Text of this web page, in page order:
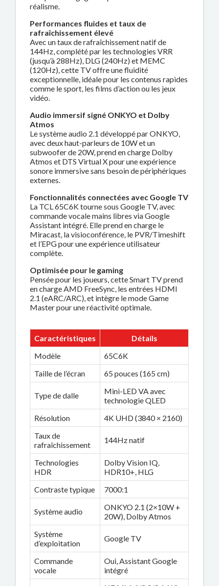
réalisme.
Performances fluides et taux de
rafraîchissement élevé
Avec un taux de rafraîchissement natif de
144Hz, complété par les technologies VRR
(jusqu’à 288Hz), DLG (240Hz) et MEMC
(120Hz), cette TV offre une fluidité
exceptionnelle, idéale pour les contenus rapides
comme le sport, les films d’action ou les jeux
vidéo.
Audio immersif signé ONKYO et Dolby
Atmos
Le système audio 2.1 développé par ONKYO,
avec deux haut-parleurs de 10W et un
subwoofer de 20W, prend en charge Dolby
Atmos et DTS Virtual X pour une expérience
sonore immersive sans besoin de périphériques
externes.
Fonctionnalités connectées avec Google TV
La TCL 65C6K tourne sous Google TV, avec
commande vocale mains libres via Google
Assistant intégré. Elle prend en charge le
Miracast, la visioconférence, le PVR/Timeshift
et l’EPG pour une expérience utilisateur
complète.
Optimisée pour le gaming
Pensée pour les joueurs, cette Smart TV prend
en charge AMD FreeSync, les entrées HDMI
2.1 (eARC/ARC), et intègre le mode Game
Master pour une réactivité optimale.
Caractéristiques
Détails
Modèle
65C6K
Taille de l’écran
65 pouces (165 cm)
Type de dalle
Mini-LED VA avec
technologie QLED
Résolution
4K UHD (3840 × 2160)
Taux de
rafraîchissement
144Hz natif
Technologies
HDR
Dolby Vision IQ,
HDR10+, HLG
Contraste typique
7000:1
Système audio
ONKYO 2.1 (2×10W +
20W), Dolby Atmos
Système
d’exploitation
Google TV
Commande
vocale
Oui, Assistant Google
intégré